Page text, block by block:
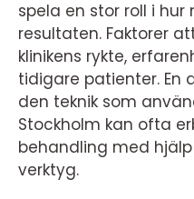
spela en stor roll i
resultaten. Faktorer
klinikens rykte,
tidigare patienter. En
den teknik som
Stockholm kan ofta
behandling med
verktyg.